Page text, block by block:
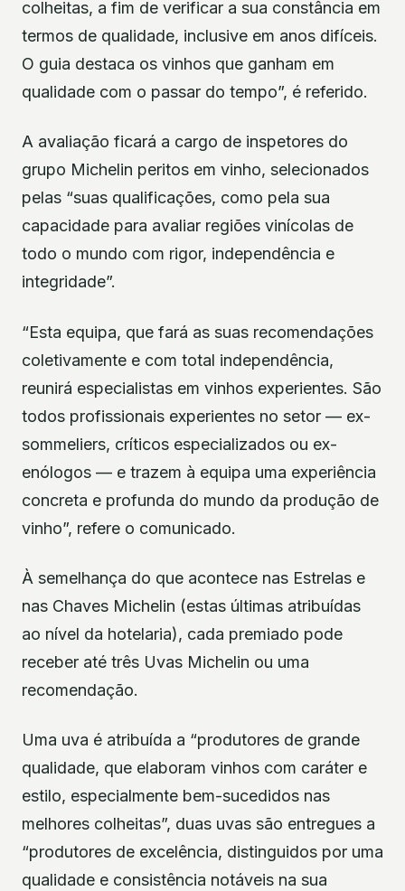
colheitas, a fim de verificar a sua constância em
termos de qualidade, inclusive em anos difíceis.
O guia destaca os vinhos que ganham em
qualidade com o passar do tempo”, é referido.
A avaliação ficará a cargo de inspetores do
grupo Michelin peritos em vinho, selecionados
pelas “suas qualificações, como pela sua
capacidade para avaliar regiões vinícolas de
todo o mundo com rigor, independência e
integridade”.
“Esta equipa, que fará as suas recomendações
coletivamente e com total independência,
reunirá especialistas em vinhos experientes. São
todos profissionais experientes no setor — ex-
sommeliers, críticos especializados ou ex-
enólogos — e trazem à equipa uma experiência
concreta e profunda do mundo da produção de
vinho”, refere o comunicado.
À semelhança do que acontece nas Estrelas e
nas Chaves Michelin (estas últimas atribuídas
ao nível da hotelaria), cada premiado pode
receber até três Uvas Michelin ou uma
recomendação.
Uma uva é atribuída a “produtores de grande
qualidade, que elaboram vinhos com caráter e
estilo, especialmente bem-sucedidos nas
melhores colheitas”, duas uvas são entregues a
“produtores de excelência, distinguidos por uma
qualidade e consistência notáveis na sua